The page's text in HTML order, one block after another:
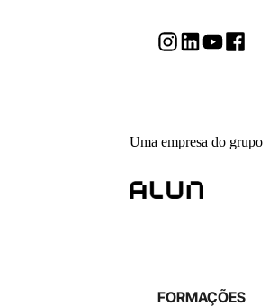
Uma empresa do grupo
FORMAÇÕES